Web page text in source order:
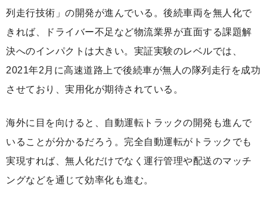
列走行技術」の開発が進んでいる。後続車両を無人化で
きれば、ドライバー不足など物流業界が直面する課題解
決へのインパクトは大きい。実証実験のレベルでは、
2021年2月に高速道路上で後続車が無人の隊列走行を成功
させており、実用化が期待されている。
海外に目を向けると、自動運転トラックの開発も進んで
いることが分かるだろう。完全自動運転がトラックでも
実現すれば、無人化だけでなく運行管理や配送のマッチ
ングなどを通じて効率化も進む。